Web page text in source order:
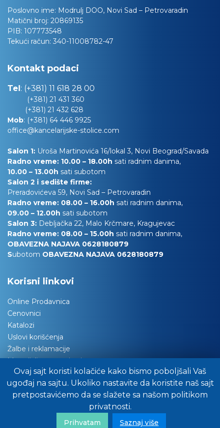
Ovaj sajt koristi kolačiće kako bismo poboljšali Vaš
ugođaj na sajtu. Ukoliko nastavite da koristite naš sajt
pretpostavićemo da se slažete sa našom politikom
privatnosti.
Prihvatam Saznaj više
Poslovno ime: Modrulj DOO, Novi Sad – Petrovaradin
Matični broj: 20869135
PIB: 107773548
Tekući račun: 340-11008782-47
Kontakt podaci
Tel: (+381) 11 618 28 00
(+381) 21 431 360
(+381) 21 432 628
Mob: (+381) 64 446 9925
office@kancelarijske-stolice.com
Salon 1: Uroša Martinovića 16/lokal 3, Novi Beograd/Savada
Radno vreme: 10.00 – 18.00h sati radnim danima,
10.00 – 13.00h sati subotom
Salon 2 i sedište firme:
Preradovićeva 59, Novi Sad – Petrovaradin
Radno vreme: 08.00 – 16.00h sati radnim danima,
09.00 – 12.00h sati subotom
Salon 3: Debljačka 22, Malo Krčmare, Kragujevac
Radno vreme: 08.00 – 15.00h sati radnim danima,
OBAVEZNA NAJAVA 0628180879
Subotom OBAVEZNA NAJAVA 0628180879
Korisni linkovi
Online Prodavnica
Cenovnici
Katalozi
Uslovi korišćenja
Žalbe i reklamacije
Materijali za tapaciranje
Održavanje nameštaja
Važna obaveštenja
Preuzimanje robe
Pitajte stručnjake za savet
FAQ/Često nas pitate